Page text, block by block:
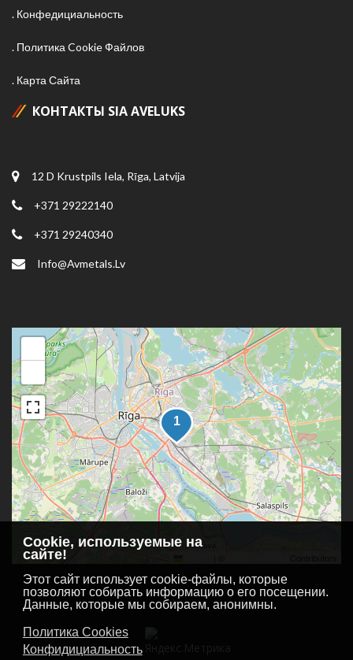
Cookie, используемые на
сайте!
Этот сайт использует cookie-файлы, которые
позволяют собирать информацию о его посещении.
Данные, которые мы собираем, анонимны.
Политика Cookies
Конфидициальность
Конфедициальность
Политика Cookie Файлов
Карта Сайта
КОНТАКТЫ SIA AVELUKS
12 D Krustpils Iela, Rīga, Latvija
+371 29222140
+371 29240340
Info@avmetals.lv